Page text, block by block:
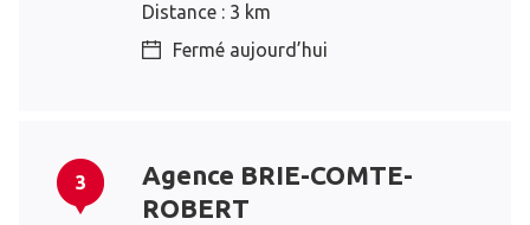
Distance : 3 km
Fermé aujourd’hui
3
Agence BRIE-COMTE-
ROBERT